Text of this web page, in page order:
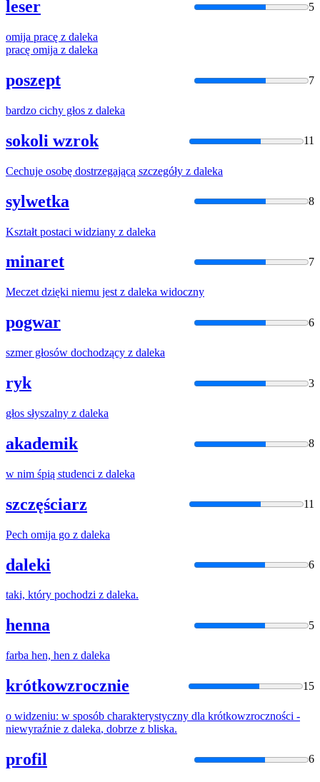
leser 5
omija pracę z daleka
pracę omija z daleka
poszept 7
bardzo cichy głos z daleka
sokoli wzrok 11
Cechuje osobę dostrzegającą szczegóły z daleka
sylwetka 8
Kształt postaci widziany z daleka
minaret 7
Meczet dzięki niemu jest z daleka widoczny
pogwar 6
szmer głosów dochodzący z daleka
ryk 3
głos słyszalny z daleka
akademik 8
w nim śpią studenci z daleka
szczęściarz 11
Pech omija go z daleka
daleki 6
taki, który pochodzi z daleka.
henna 5
farba hen, hen z daleka
krótkowzrocznie 15
o widzeniu: w sposób charakterystyczny dla krótkowzroczności -
niewyraźnie z daleka, dobrze z bliska.
profil 6